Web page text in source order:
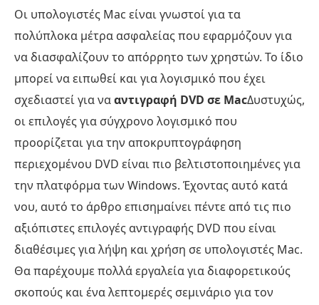
Οι υπολογιστές Mac είναι γνωστοί για τα
πολύπλοκα μέτρα ασφαλείας που εφαρμόζουν για
να διασφαλίζουν το απόρρητο των χρηστών. Το ίδιο
μπορεί να ειπωθεί και για λογισμικό που έχει
σχεδιαστεί για νααντιγραφή DVD σε MacΔυστυχώς,
οι επιλογές για σύγχρονο λογισμικό που
προορίζεται για την αποκρυπτογράφηση
περιεχομένου DVD είναι πιο βελτιστοποιημένες για
την πλατφόρμα των Windows. Έχοντας αυτό κατά
νου, αυτό το άρθρο επισημαίνει πέντε από τις πιο
αξιόπιστες επιλογές αντιγραφής DVD που είναι
διαθέσιμες για λήψη και χρήση σε υπολογιστές Mac.
Θα παρέχουμε πολλά εργαλεία για διαφορετικούς
σκοπούς και ένα λεπτομερές σεμινάριο για τον